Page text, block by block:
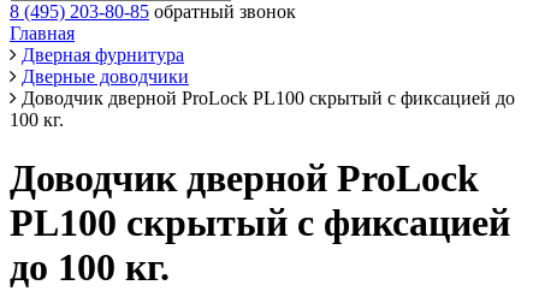
8 (495) 203-80-85 обратный звонок
Главная
Дверная фурнитура
Дверные доводчики
Доводчик дверной ProLock PL100 скрытый с фиксацией до
100 кг.
Доводчик дверной ProLock
PL100 скрытый с фиксацией
до 100 кг.